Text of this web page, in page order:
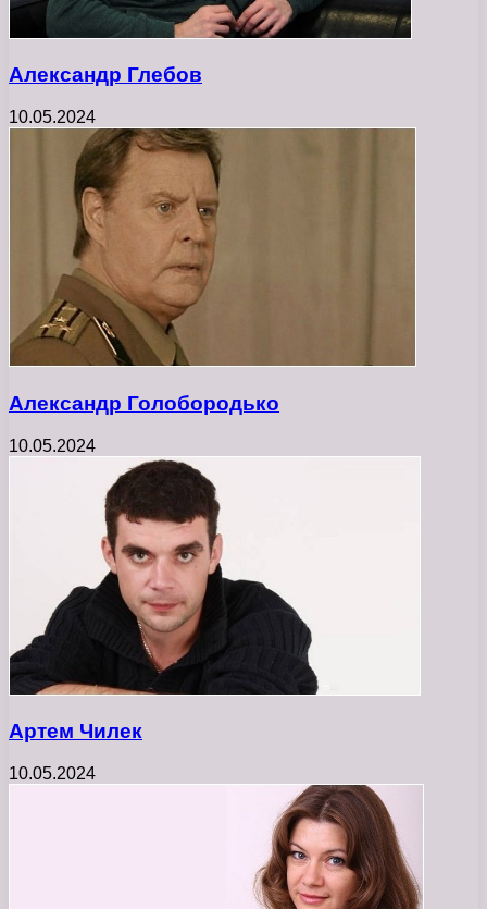
Александр Глебов
10.05.2024
Александр Голобородько
10.05.2024
Артем Чилек
10.05.2024